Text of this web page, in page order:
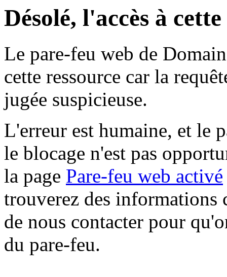
Désolé, l'accès à
Le pare-feu web de
cette ressource car la
jugée suspicieuse.
L'erreur est humaine, et le
le blocage n'est pas
la page Pare-feu web activé
trouverez des informations
de nous contacter pour
du pare-feu.